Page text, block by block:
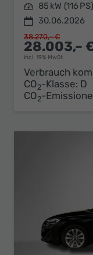
Leistung 85 kW (116 PS)
30.06.2026
28.003,–
incl. 19% MwSt.
38.270,– €
Verbrauch
CO2-Klasse: D
CO2-